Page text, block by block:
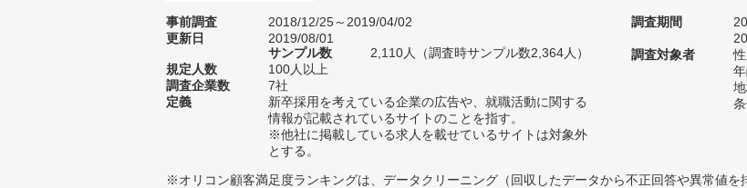
事前調査
2018/12/25～2019/04/02
更新日
2019/08/01
サンプル数
2,110人（調査時サンプル数2,364人）
規定人数
100人以上
調査企業数
7社
定義
新卒採用を考えている企業の広告や、就職活動に関する
情報が記載されているサイトのことを指す。
※他社に掲載している求人を載せているサイトは対象外
とする。
調査期間
調査対象者
※オリコン顧客満足度ランキングは、データクリーニング（回収したデータから不正回答や異常値を